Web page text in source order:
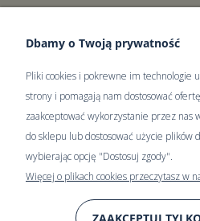
Dbamy o Twoją prywatność
Pliki cookies i pokrewne im technologie
strony i pomagają nam dostosować
zaakceptować wykorzystanie przez nas
do sklepu lub dostosować użycie plików
wybierając opcję "Dostosuj zgody".
Więcej o plikach cookies przeczytasz w